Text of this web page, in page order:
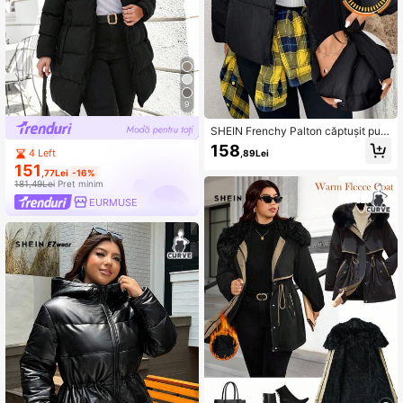
9
4 Left
151 ,77Lei -16%
181,49LeiPreț minim
EURMUSE
SHEIN Frenchy Palton căptușit pufo
s cu glugă mărime plus
158 ,89Lei